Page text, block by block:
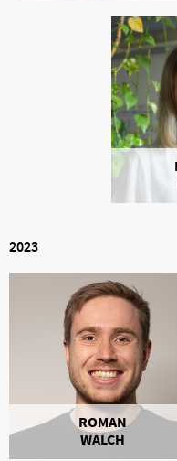
2023
ROMAN
WALCH